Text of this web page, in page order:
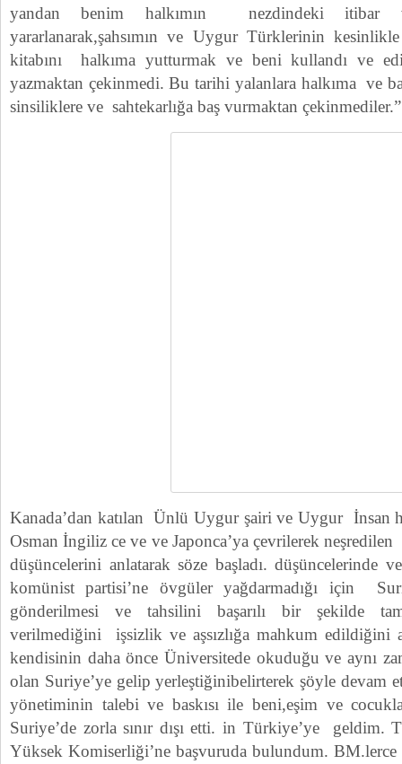
yandan benim halkımın nezdindeki
yararlanarak,şahsımın ve Uygur Türklerinin
kitabını halkıma yutturmak ve beni kullandı ve
yazmaktan çekinmedi. Bu tarihi yalanlara halkıma ve
sinsiliklere ve sahtekarlığa baş vurmaktan çekinmediler.”
Kanada’dan katılan Ünlü Uygur şairi ve Uygur İnsan
Osman İngiliz ce ve ve Japonca’ya çevrilerek
düşüncelerini anlatarak söze başladı. düşüncelerinde
komünist partisi’ne övgüler yağdarmadığı için
gönderilmesi ve tahsilini başarılı bir şekilde
verilmediğini işsizlik ve aşsızlığa mahkum
kendisinin daha önce Üniversitede okuduğu ve aynı
olan Suriye’ye gelip yerleştiğinibelirterek şöyle devam
yönetiminin talebi ve baskısı ile beni,eşim ve
Suriye’de zorla sınır dışı etti. in Türkiye’ye geldim.
Yüksek Komiserliği’ne başvuruda bulundum.